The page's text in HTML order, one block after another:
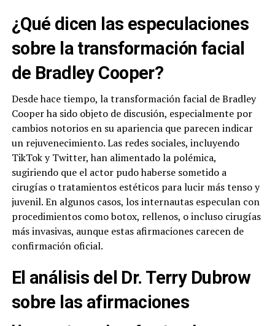
¿Qué dicen las especulaciones
sobre la transformación facial
de Bradley Cooper?
Desde hace tiempo, la transformación facial de Bradley
Cooper ha sido objeto de discusión, especialmente por
cambios notorios en su apariencia que parecen indicar
un rejuvenecimiento. Las redes sociales, incluyendo
TikTok y Twitter, han alimentado la polémica,
sugiriendo que el actor pudo haberse sometido a
cirugías o tratamientos estéticos para lucir más tenso y
juvenil. En algunos casos, los internautas especulan con
procedimientos como botox, rellenos, o incluso cirugías
más invasivas, aunque estas afirmaciones carecen de
confirmación oficial.
El análisis del Dr. Terry Dubrow
sobre las afirmaciones